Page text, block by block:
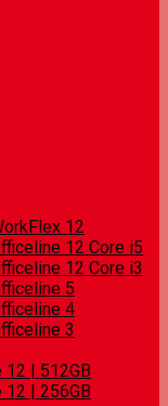
12
12 Core i5
12 Core i3
5
4
3
12 | 512GB
12 | 256GB